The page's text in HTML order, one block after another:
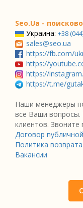
Seo.Ua -
Украина: +38
sales@seo.ua
https://fb.com/
https://
https://
https://t.me/
Наши менеджеры
все Ваши
клиентов. Звоните
Договор
Политика возврата
Вакансии